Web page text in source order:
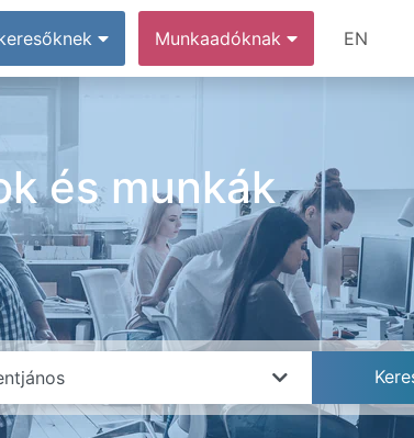
Munkaadóknak EN
és munkák